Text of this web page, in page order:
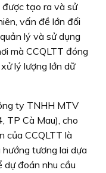
được tạo ra và sử
vấn đề lớn đối
lý và sử dụng
mà CCQLTT đóng
lý lượng lớn dữ
ty TNHH MTV
TP Cà Mau), cho
của CCQLTT là
tương lai dựa
dự đoán nhu cầu